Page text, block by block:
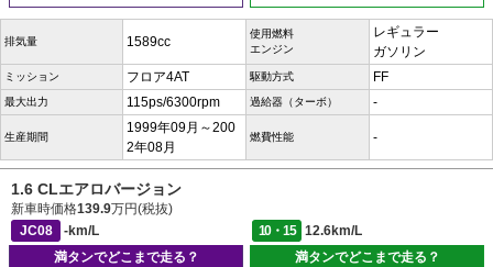
排気量 1589cc
使用燃料
エンジン
レギュラー
ガソリン
ミッション フロア4AT 駆動方式 FF
最大出力 115ps/6300rpm 過給器（ターボ） -
生産期間
1999年09月～200
2年08月
燃費性能 -
1.6 CLエアロバージョン
新車時価格139.9万円(税抜)
JC08
-km/L 10・15
12.6km/L
満タンでどこまで走る？
満タンでどこまで走る？